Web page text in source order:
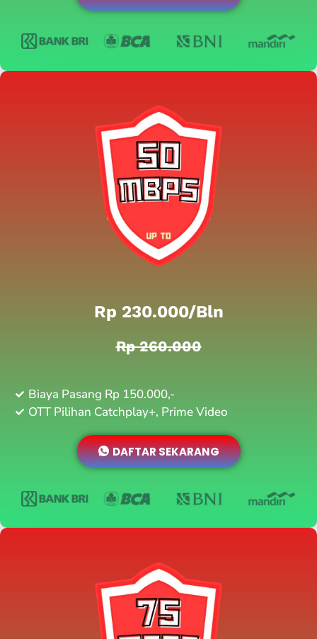
Rp 230.000/bln
Rp 260.000
Biaya Pasang Rp 150.000,-
OTT Pilihan Catchplay+, Prime Video
DAFTAR SEKARANG